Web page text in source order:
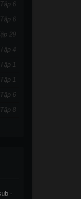
6
6
29
4
1
1
6
8
-